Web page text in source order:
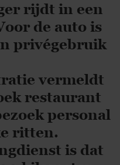
rijdt in een
de auto is
privégebruik
vermeldt
restaurant
personal
ritten.
is dat